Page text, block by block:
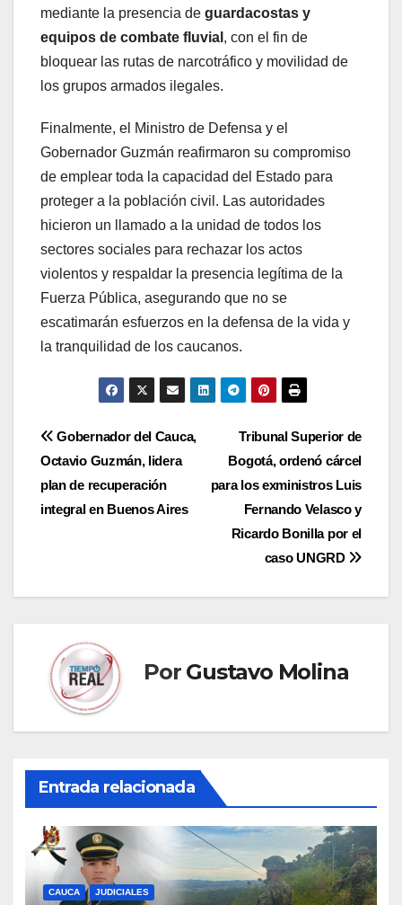
mediante la presencia de guardacostas y
equipos de combate fluvial , con el fin de
bloquear las rutas de narcotráfico y movilidad de
los grupos armados ilegales.
Finalmente, el Ministro de Defensa y el
Gobernador Guzmán reafirmaron su compromiso
de emplear toda la capacidad del Estado para
proteger a la población civil. Las autoridades
hicieron un llamado a la unidad de todos los
sectores sociales para rechazar los actos
violentos y respaldar la presencia legítima de la
Fuerza Pública, asegurando que no se
escatimarán esfuerzos en la defensa de la vida y
la tranquilidad de los caucanos.
Navegación
de
entradas
Tribunal Superior de
Bogotá, ordenó cárcel
para los exministros Luis
Fernando Velasco y
Ricardo Bonilla por el
caso UNGRD
Gobernador del Cauca,
Octavio Guzmán, lidera
plan de recuperación
integral en Buenos Aires
Por Gustavo Molina
Entrada relacionada
CAUCA JUDICIALES